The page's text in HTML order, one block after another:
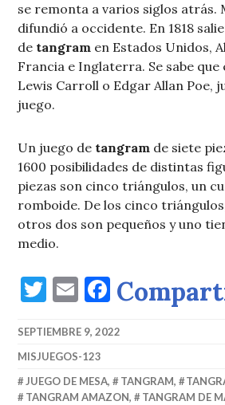
se remonta a varios siglos atrás.
difundió a occidente. En 1818
de tangram en Estados Unidos,
Francia e Inglaterra. Se sabe
Lewis Carroll o Edgar Allan Poe,
juego.
Un juego de tangram de siete
1600 posibilidades de distintas
piezas son cinco triángulos, un
romboide. De los cinco
otros dos son pequeños y uno
medio.
Twitter
EmailFacebook
SEPTIEMBRE 9, 2022
MISJUEGOS-123
JUEGO DE MESA, TANGRAM,
TANGRAM AMAZON, TANGRAM DE